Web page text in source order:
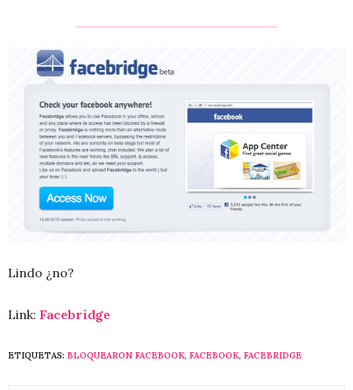
Lindo ¿no?
Link: Facebridge
ETIQUETAS: BLOQUEARON FACEBOOK, FACEBOOK, FACEBRIDGE